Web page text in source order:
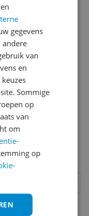
je mening
schrijven van je
het schrijven
3 en 10 minuten.
een betere
kans op
gegevens
andere
van
en
Sommige
op
van
om
op